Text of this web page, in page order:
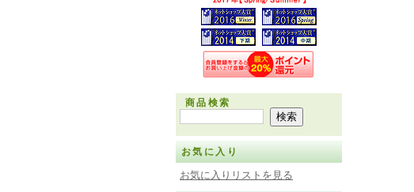
商品検索
お気に入り
お気に入りリストを見る